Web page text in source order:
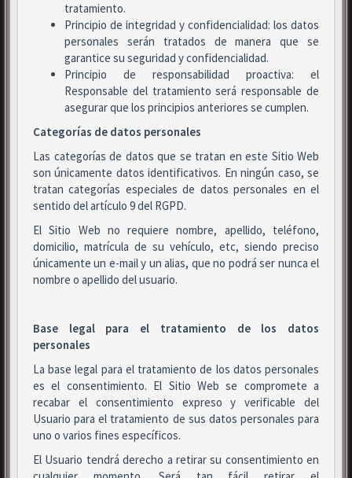
tratamiento.
Principio de integridad y confidencialidad: los datos
personales serán tratados de manera que se
garantice su seguridad y confidencialidad.
Principio de responsabilidad proactiva: el
Responsable del tratamiento será responsable de
asegurar que los principios anteriores se cumplen.
Categorías de datos personales
Las categorías de datos que se tratan en este Sitio Web
son únicamente datos identificativos. En ningún caso, se
tratan categorías especiales de datos personales en el
sentido del artículo 9 del RGPD.
El Sitio Web no requiere nombre, apellido, teléfono,
domicilio, matrícula de su vehículo, etc, siendo preciso
únicamente un e-mail y un alias, que no podrá ser nunca el
nombre o apellido del usuario.
Base legal para el tratamiento de los datos
personales
La base legal para el tratamiento de los datos personales
es el consentimiento. El Sitio Web se compromete a
recabar el consentimiento expreso y verificable del
Usuario para el tratamiento de sus datos personales para
uno o varios fines específicos.
El Usuario tendrá derecho a retirar su consentimiento en